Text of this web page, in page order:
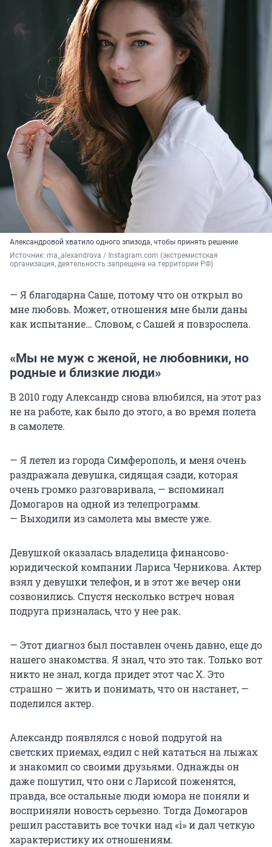
Александровой хватило одного эпизода, чтобы принять решение
Источник: ma_alexandrova / Instagram.com (экстремистская
организация, деятельность запрещена на территории РФ)
— Я благодарна Саше, потому что он открыл во
мне любовь. Может, отношения мне были даны
как испытание… Словом, с Сашей я повзрослела.
«Мы не муж с женой, не любовники, но
родные и близкие люди»
В 2010 году Александр снова влюбился, на этот раз
не на работе, как было до этого, а во время полета
в самолете.
— Я летел из города Симферополь, и меня очень
раздражала девушка, сидящая сзади, которая
очень громко разговаривала, — вспоминал
Домогаров на одной из телепрограмм.
— Выходили из самолета мы вместе уже.
Девушкой оказалась владелица финансово-
юридической компании Лариса Черникова. Актер
взял у девушки телефон, и в этот же вечер они
созвонились. Спустя несколько встреч новая
подруга призналась, что у нее рак.
— Этот диагноз был поставлен очень давно, еще до
нашего знакомства. Я знал, что это так. Только вот
никто не знал, когда придет этот час X. Это
страшно — жить и понимать, что он настанет, —
поделился актер.
Александр появлялся с новой подругой на
светских приемах, ездил с ней кататься на лыжах
и знакомил со своими друзьями. Однажды он
даже пошутил, что они с Ларисой поженятся,
правда, все остальные люди юмора не поняли и
восприняли новость серьезно. Тогда Домогаров
решил расставить все точки над «i» и дал четкую
характеристику их отношениям.